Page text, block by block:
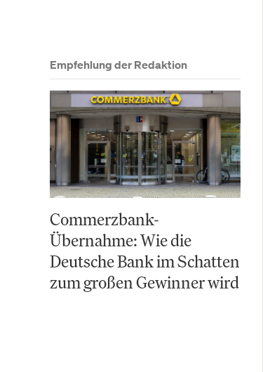
Empfehlung der Redaktion
Commerzbank-
Übernahme: Wie die
Deutsche Bank im Schatten
zum großen Gewinner wird